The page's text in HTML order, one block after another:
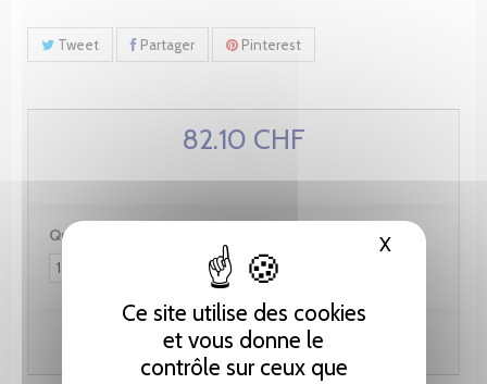
Ce site utilise des cookies
et vous donne le
contrôle sur ceux que
XMasquer
Tweet Partager Pinterest
82.10 CHF
Quantité :
Ajouter au panier